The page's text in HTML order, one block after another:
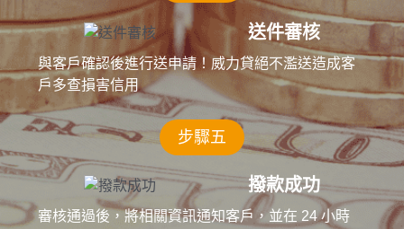
送件審核
與客戶確認後進行送申請！威力貸絕不濫送造成客
戶多查損害信用
步驟五
撥款成功
審核通過後，將相關資訊通知客戶，並在 24 小時